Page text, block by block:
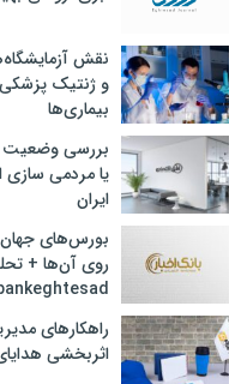
نقش
و ژنتیک
بیماری‌ها
بررسی
یا مردمی سازی
ایران
بورس‌های
روی آن‌ها +
راهکارهای
اثربخشی